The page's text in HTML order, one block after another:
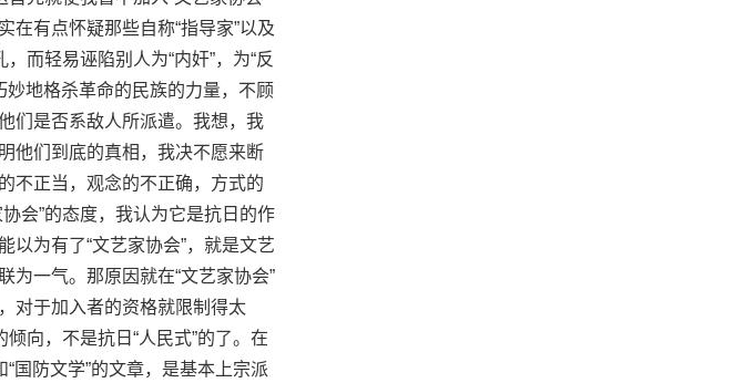
在有点怀疑那些自称“指导家”以及
而轻易诬陷别人为“内奸”，为“反
妙地格杀革命的民族的力量，不顾
们是否系敌人所派遣。我想，我
他们到底的真相，我决不愿来断
不正当，观念的不正确，方式的
会”的态度，我认为它是抗日的作
以为有了“文艺家协会”，就是文艺
为一气。那原因就在“文艺家协会”
对于加入者的资格就限制得太
向，不是抗日“人民式”的了。在
国防文学”的文章，是基本上宗派